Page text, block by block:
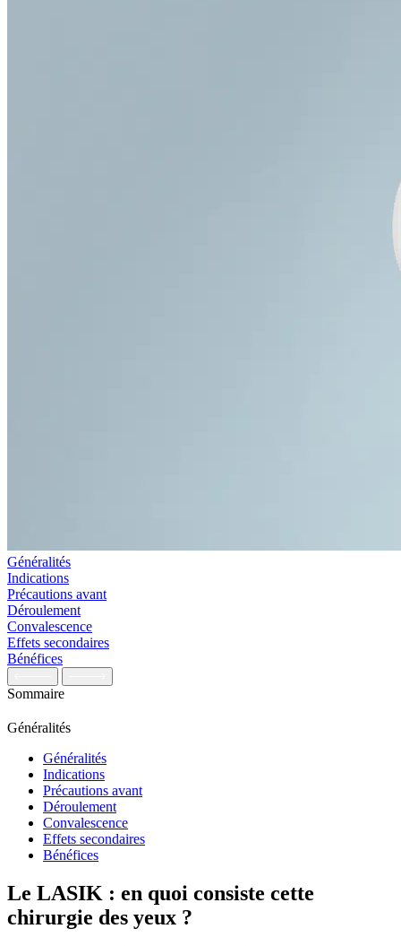
Généralités
Indications
Précautions avant
Déroulement
Convalescence
Effets secondaires
Bénéfices
Sommaire
Généralités
Généralités
Indications
Précautions avant
Déroulement
Convalescence
Effets secondaires
Bénéfices
Le LASIK : en quoi consiste cette
chirurgie des yeux ?